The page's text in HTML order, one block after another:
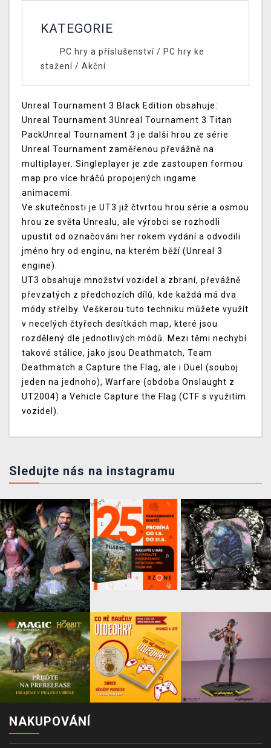
KATEGORIE
PC hry a příslušenství/ PC hry ke
stažení / Akční
Unreal Tournament 3 Black Edition obsahuje:
Unreal Tournament 3Unreal Tournament 3 Titan
PackUnreal Tournament 3 je další hrou ze série
Unreal Tournament zaměřenou převážně na
multiplayer. Singleplayer je zde zastoupen formou
map pro více hráčů propojených ingame
animacemi.
Ve skutečnosti je UT3 již čtvrtou hrou série a osmou
hrou ze světa Unrealu, ale výrobci se rozhodli
upustit od označováni her rokem vydání a odvodili
jméno hry od enginu, na kterém běží (Unreal 3
engine).
UT3 obsahuje množství vozidel a zbraní, převážně
převzatých z předchozích dílů, kde každá má dva
módy střelby. Veškerou tuto techniku můžete využít
v necelých čtyřech desítkách map, které jsou
rozdělený dle jednotlivých módů. Mezi těmi nechybí
takové stálice, jako jsou Deathmatch, Team
Deathmatch a Capture the Flag, ale i Duel (souboj
jeden na jednoho), Warfare (obdoba Onslaught z
UT2004) a Vehicle Capture the Flag (CTF s využitím
vozidel).
Sledujte nás na instagramu
NAKUPOVÁNÍ